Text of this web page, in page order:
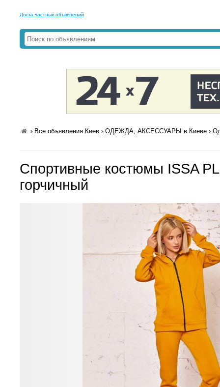
Доска частных объявлений
› Все объявления Киев ›ОДЕЖДА, АКСЕССУАРЫ в Киеве ›
Спортивные костюмы ISSA
горчичный